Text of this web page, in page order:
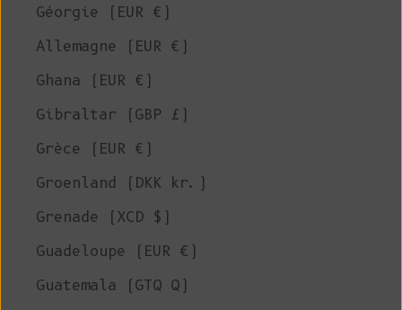
Géorgie (EUR €)
Allemagne (EUR €)
Ghana (EUR €)
Gibraltar (GBP £)
Grèce (EUR €)
Groenland (DKK kr.)
Grenade (XCD $)
Guadeloupe (EUR €)
Guatemala (GTQ Q)